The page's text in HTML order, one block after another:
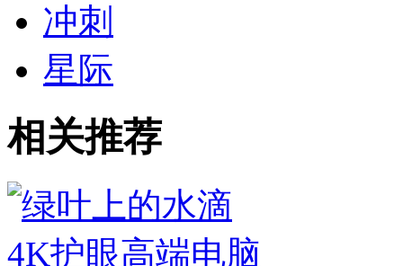
冲刺
星际
相关推荐